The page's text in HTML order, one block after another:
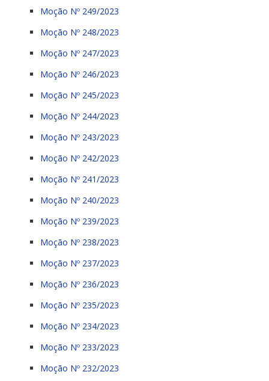
Moção Nº 249/2023
Moção Nº 248/2023
Moção Nº 247/2023
Moção Nº 246/2023
Moção Nº 245/2023
Moção Nº 244/2023
Moção Nº 243/2023
Moção Nº 242/2023
Moção Nº 241/2023
Moção Nº 240/2023
Moção Nº 239/2023
Moção Nº 238/2023
Moção Nº 237/2023
Moção Nº 236/2023
Moção Nº 235/2023
Moção Nº 234/2023
Moção Nº 233/2023
Moção Nº 232/2023